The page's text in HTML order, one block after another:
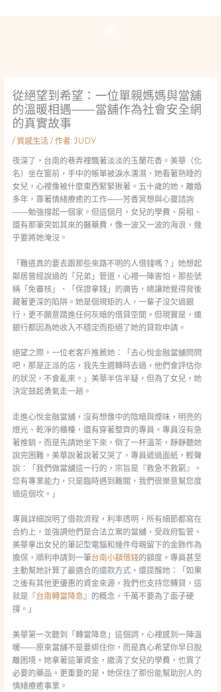
從絕望到希望：一位單親媽媽與當舖
的溫暖相遇——當舖作為社會安全網
的真實故事
/ 質感生活/ 作者:JUDY
夜深了，台南的巷弄裡飄著淡淡的玉蘭花香。美華（化
名）坐在窗前，手中的帳單被淚水濡濕，她看著熟睡的
女兒，心裡像被什麼東西緊緊揪著。五十歲的她，離婚
多年，靠著情緒療癒的工作——芳香冥想與心靈諮詢
——勉強撐起一個家。但這個月，女兒的學費、房租、
還有那筆突如其來的醫藥費，像一波又一波的海浪，幾
乎要將她淹沒。
「難道真的要去跟那些來路不明的人借錢嗎？」她想起
鄰居曾經說過的「兄弟」管道，心裡一陣害怕。那些號
稱「免審核」、「保證拿錢」的廣告，總讓她覺得背後
藏著更深的陷阱。她是個規矩的人，一輩子沒欠過銀
行，更不願意踏進任何灰暗的借貸空間。但現實是，連
銀行都因為她收入不穩定而拒絕了她的貸款申請。
絕望之際，一位老客戶推薦她：「去心悅金融當舖問問
吧，那是正派的店，我先生週轉時去過，他們會評估你
的狀況，不會亂來。」美華半信半疑，但為了女兒，她
決定鼓起勇氣走一趟。
走進心悅金融當舖，沒有想像中的陰暗與煙味，明亮的
燈光、乾淨的櫃檯，還有穿著整齊的專員。專員沒有急
著推銷，而是先請她坐下來，倒了一杯溫茶，靜靜聽她
說完困難。美華說著說著又哭了，專員遞過面紙，輕聲
說：「我們做當舖這一行的，宗旨是『救急不救窮』。
您有專業能力，只是臨時遇到難關，我們很樂意幫您度
過這個坎。」
專員詳細說明了借款流程，利率透明，所有細節都寫在
合約上，並強調他們是合法立案的當舖，受政府監管。
美華拿出女兒的筆記型電腦和幾件母親留下的金飾作為
擔保，順利申請到一筆台南小額借錢的額度。專員甚至
主動幫她計算了最適合的還款方式，還提醒她：「如果
之後有其他更優惠的資金來源，我們也支持您轉貸，這
就是『台南轉當降息』的概念，千萬不要為了面子硬
撐。」
美華第一次聽到「轉當降息」這個詞，心裡感到一陣溫
暖——原來當舖不是要綁住你，而是真心希望你早日脫
離困境。她拿著這筆資金，繳清了女兒的學費，也買了
必要的藥品。更重要的是，她保住了那份能幫助別人的
情緒療癒事業。